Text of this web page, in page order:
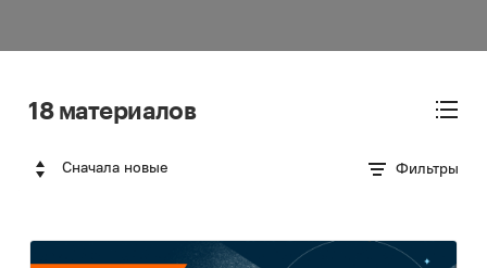
18 материалов
Сначала новые Фильтры